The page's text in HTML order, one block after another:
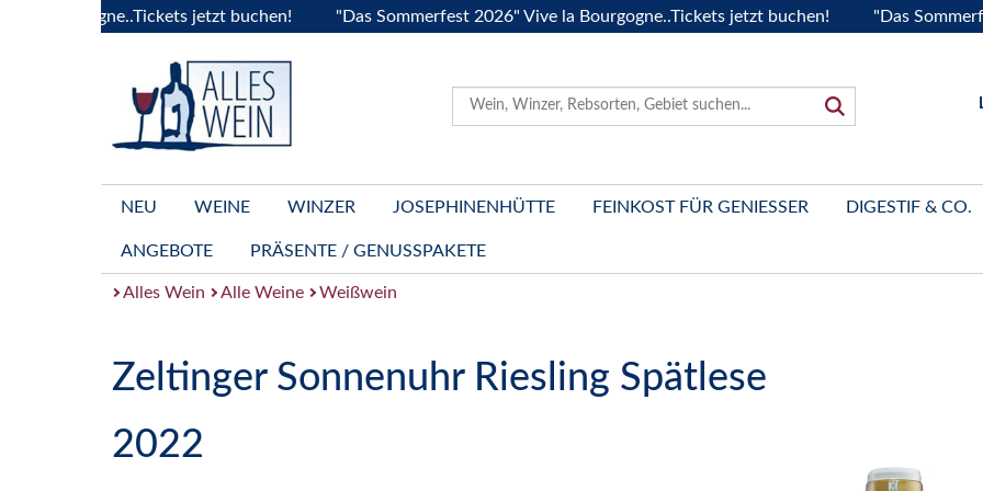
jetzt buchen! "Das Sommerfest 2026" Vive la Bourgogne..Tickets jetzt buchen! "Das Sommerfest
NEU WEINE WINZER JOSEPHINENHÜTTE FEINKOST FÜR GENIESSER DIGESTIF & CO.
ANGEBOTE PRÄSENTE / GENUSSPAKETE
Alles Wein Alle Weine Weißwein
Zeltinger Sonnenuhr Riesling Spätlese
2022